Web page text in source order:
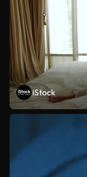
iStock